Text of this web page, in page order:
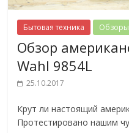
Бытовая техника Обзоры
Обзор
Wahl 9854L
25.10.2017
Крут ли настоящий
Протестировано нашим